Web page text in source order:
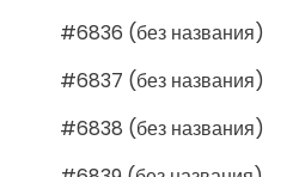
#6836 (без названия)
#6837 (без названия)
#6838 (без названия)